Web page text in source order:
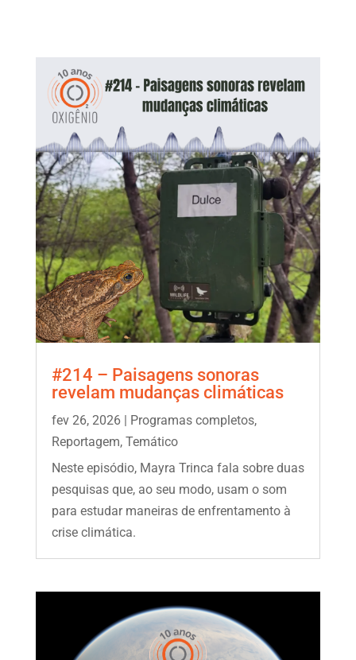
#214 – Paisagens sonoras
revelam mudanças climáticas
fev 26, 2026| Programas completos,
Reportagem, Temático
Neste episódio, Mayra Trinca fala sobre duas
pesquisas que, ao seu modo, usam o som
para estudar maneiras de enfrentamento à
crise climática.